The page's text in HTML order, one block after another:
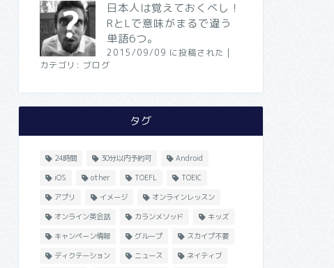
日本人は覚えておくべし！
RとLで意味がまるで違う
単語6つ。
2015/09/09 に投稿された |
カテゴリ: ブログ
タグ
24時間 30分以内予約可
Android
iOS
other TOEFL
TOEIC
アプリ
イメージ
オンラインレッスン
オンライン英会話
カランメソッド
キッズ
キャンペーン情報
グループ
スカイプ不要
ディクテーション
ニュース
ネイティブ